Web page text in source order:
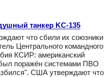
танкер KC-135
что сбили их союзники
Центрального командного
КСИР: американский
поражён системами ПВО
США утверждают что